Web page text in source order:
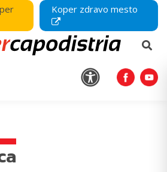
Koper zdravo mesto